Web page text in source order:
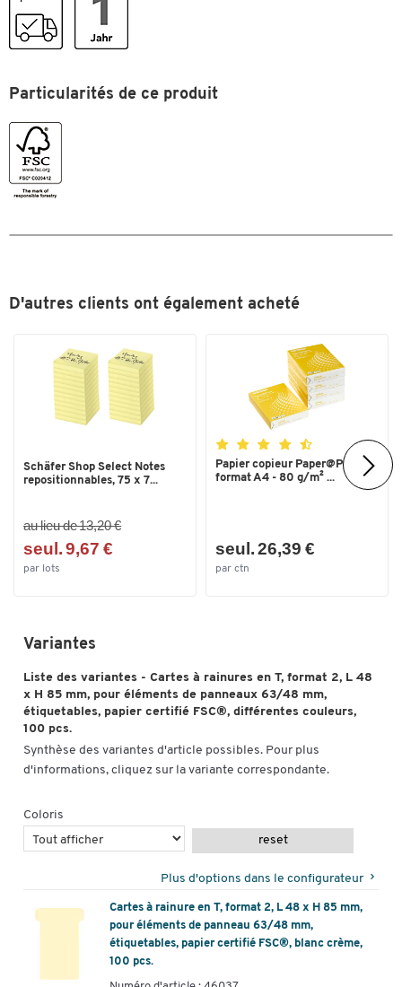
Particularités de ce produit
D'autres clients ont également acheté
Schäfer Shop Select Notes
repositionnables, 75 x 7...
au lieu de 13,20 €
seul. 9,67 €
par lots
Papier copieur Paper@Print -
format A4 - 80 g/m² ...
seul. 26,39 €
par ctn
Variantes
Liste des variantes - Cartes à rainures en T, format 2, L 48
x H 85 mm, pour éléments de panneaux 63/48 mm,
étiquetables, papier certifié FSC®, différentes couleurs,
100 pcs.
Synthèse des variantes d'article possibles. Pour plus
d'informations, cliquez sur la variante correspondante.
Coloris
reset
Plus d'options dans le configurateur
Cartes à rainure en T, format 2, L 48 x H 85 mm,
pour éléments de panneau 63/48 mm,
étiquetables, papier certifié FSC®, blanc crème,
100 pcs.